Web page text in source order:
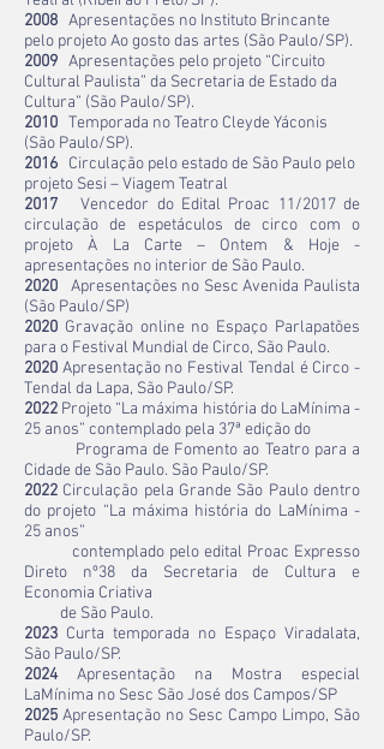
2008 Apresentações no Instituto Brincante
pelo projeto Ao gosto das artes (São Paulo/SP).
2009 Apresentações pelo projeto “Circuito
Cultural Paulista” da Secretaria de Estado da
Cultura” (São Paulo/SP).
2010 Temporada no Teatro Cleyde Yáconis
(São Paulo/SP).
2016 Circulação pelo estado de São Paulo pelo
projeto Sesi – Viagem Teatral
2017 Vencedor do Edital Proac 11/2017 de
circulação de espetáculos de circo com o
projeto À La Carte – Ontem & Hoje -
apresentações no interior de São Paulo.
2020 Apresentações no Sesc Avenida Paulista
(São Paulo/SP)
2020 Gravação online no Espaço Parlapatões
para o Festival Mundial de Circo, São Paulo.
2020 Apresentação no Festival Tendal é Circo -
Tendal da Lapa, São Paulo/SP.
2022 Projeto “La máxima história do LaMínima -
25 anos” contemplado pela 37ª edição do
Programa de Fomento ao Teatro para a
Cidade de São Paulo. São Paulo/SP.
2022 Circulação pela Grande São Paulo dentro
do projeto “La máxima história do LaMínima -
25 anos”
contemplado pelo edital Proac Expresso
Direto nº38 da Secretaria de Cultura e
Economia Criativa
de São Paulo.
2023 Curta temporada no Espaço Viradalata,
São Paulo/SP.
2024Apresentação na Mostra especial
LaMínima no Sesc São José dos Campos/SP
2025 Apresentação no Sesc Campo Limpo, São
Paulo/SP.